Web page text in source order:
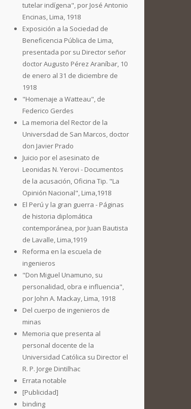
tutelar indígena", por José Antonio
Encinas, Lima, 1918
Exposición a la Sociedad de
Beneficencia Pública de Lima,
presentada por su Director señor
doctor Augusto Pérez Araníbar, 10
de enero al 31 de diciembre de
1918
"Homenaje a Watteau", de
Federico Gerdes
La memoria del Rector de la
Universdad de San Marcos, doctor
don Javier Prado
Juicio por el asesinato de
Leonidas N. Yerovi - Documentos
de la acusación, Oficina Tip. "La
Opinión Nacional", Lima,1918
El Perú y la gran guerra - Páginas
de historia diplomática
contemporánea, por Juan Bautista
de Lavalle, Lima,1919
Reforma en la escuela de
ingenieros
"Don Miguel Unamuno, su
personalidad, obra e influencia",
por John A. Mackay, Lima, 1918
Del cuerpo de ingenieros de
minas
Memoria que presenta al
personal docente de la
Universidad Católica su Director el
R. P. Jorge Dintilhac
Errata notable
[Publicidad]
binding